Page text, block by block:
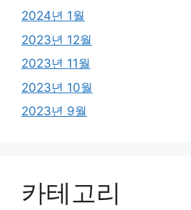
2024년 1월
2023년 12월
2023년 11월
2023년 10월
2023년 9월
카테고리